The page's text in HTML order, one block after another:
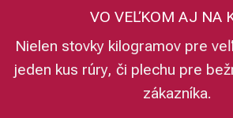
VO VEĽKOM AJ NA
Nielen stovky kilogramov pre
jeden kus rúry, či plechu pre
zákazníka.